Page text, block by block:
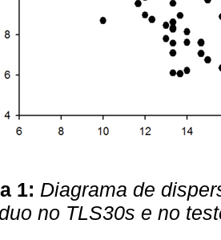
1: Diagrama de
no TLS30s e no